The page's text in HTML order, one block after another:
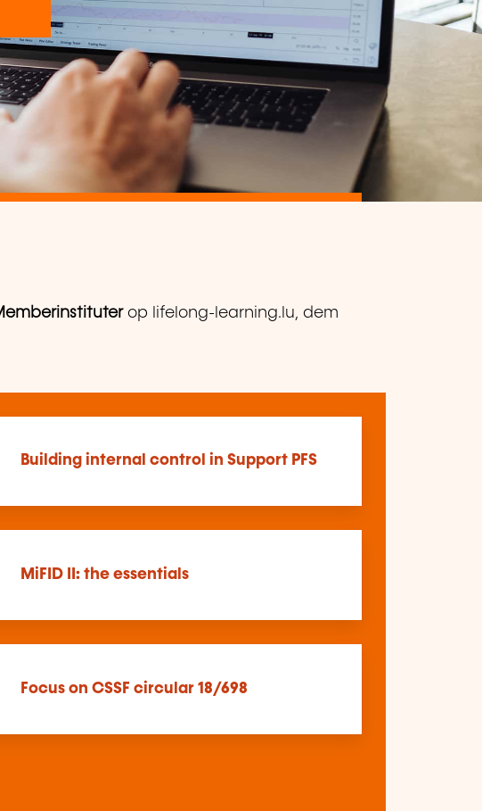
op lifelong-learning.lu, dem
Building internal control in Support PFS
MiFID II: the essentials
Focus on CSSF circular 18/698